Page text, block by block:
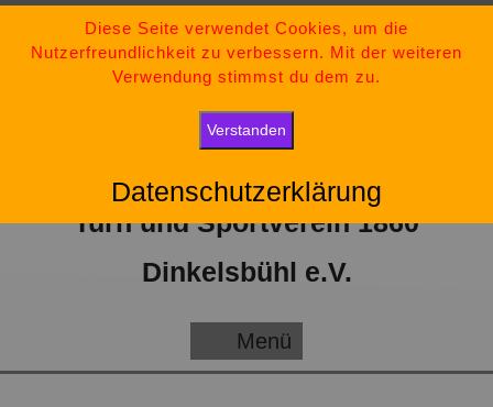
Inhalt
09851-554730
tsv-dinkelsbuehl@t-online.de
„Bleib stark, bleib positiv und gib niemals auf.“
Turn und Sportverein 1860
Dinkelsbühl e.V.
Menü
Diese Seite verwendet Cookies, um die
Nutzerfreundlichkeit zu verbessern. Mit der weiteren
Verwendung stimmst du dem zu.
Verstanden
Datenschutzerklärung